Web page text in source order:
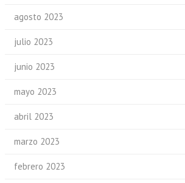
agosto 2023
julio 2023
junio 2023
mayo 2023
abril 2023
marzo 2023
febrero 2023